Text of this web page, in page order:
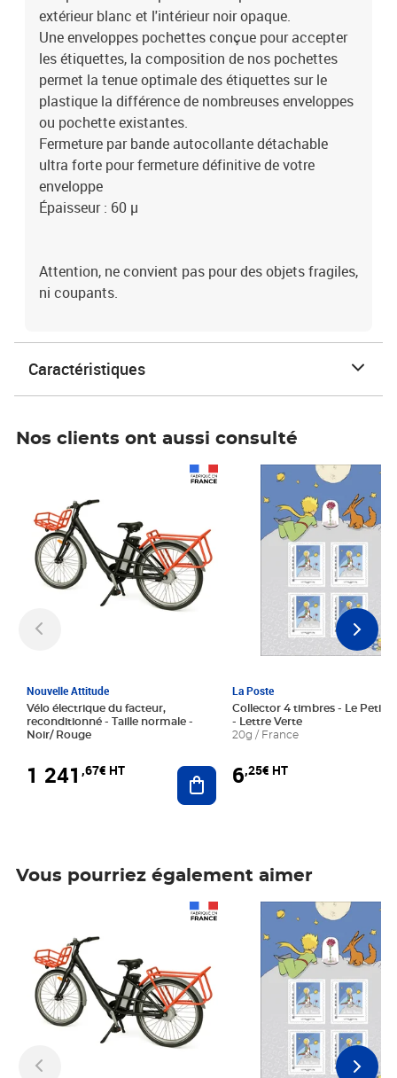
extérieur blanc et l'intérieur noir opaque.
Une enveloppes pochettes conçue pour accepter
les étiquettes, la composition de nos pochettes
permet la tenue optimale des étiquettes sur le
plastique la différence de nombreuses enveloppes
ou pochette existantes.
Fermeture par bande autocollante détachable
ultra forte pour fermeture définitive de votre
enveloppe
Épaisseur : 60 µ
Attention, ne convient pas pour des objets fragiles,
ni coupants.
Caractéristiques
Nos clients ont aussi consulté
Nouvelle Attitude
Vélo électrique du facteur,
reconditionné - Taille normale -
Noir/ Rouge
1 241 ,67€ HT Ajouter au panier
La Poste
Collector 4 timbres - Le Petit
- Lettre Verte
20g / France
6,25€ HT
Prix 6,25€ HT
Vous pourriez également aimer
Prix 6,25€ HT